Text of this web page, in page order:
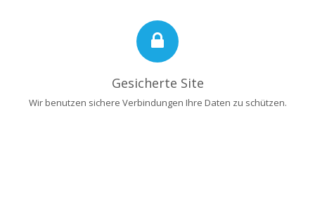
Gesicherte Site
Wir benutzen sichere Verbindungen Ihre Daten zu schützen.